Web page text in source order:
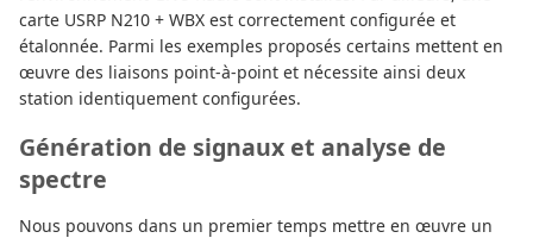
carte USRP N210 + WBX est correctement configurée et
étalonnée. Parmi les exemples proposés certains mettent en
œuvre des liaisons point-à-point et nécessite ainsi deux
station identiquement configurées.
Génération de signaux et analyse de
spectre
Nous pouvons dans un premier temps mettre en œuvre un